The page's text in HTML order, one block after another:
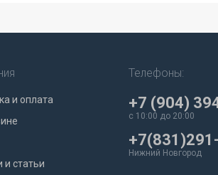
и оплата
и статьи
Телефоны:
+7 (904)
c 10:00 до 20:00
Нижний Новгород